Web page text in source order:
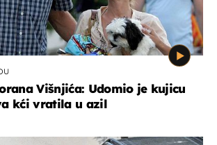
Višnjića: Udomio je kujicu
kći vratila u azil